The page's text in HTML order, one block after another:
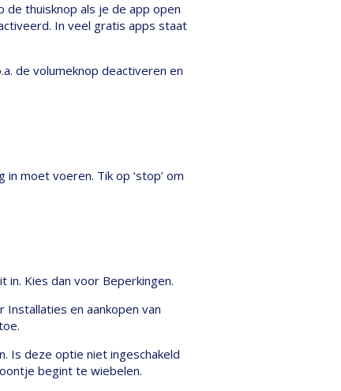
thuisknop als je de app open
In veel gratis apps staat
de volumeknop deactiveren en
moet voeren. Tik op ‘stop’ om
in. Kies dan voor Beperkingen.
en aankopen van
Is deze optie niet ingeschakeld
begint te wiebelen.